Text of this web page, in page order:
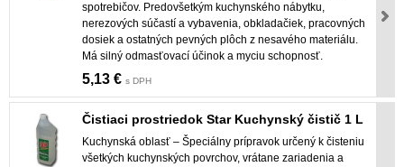
spotrebičov. Predovšetkým kuchynského nábytku,
nerezových súčastí a vybavenia, obkladačiek, pracovných
dosiek a ostatných pevných plôch z nesavého materiálu.
Má silný odmasťovací účinok a myciu schopnosť.
5,13 € s DPH
Čistiaci prostriedok Star Kuchynský čistič 1 L
Kuchynská oblasť – Špeciálny prípravok určený k čisteniu
všetkých kuchynských povrchov, vrátane zariadenia a